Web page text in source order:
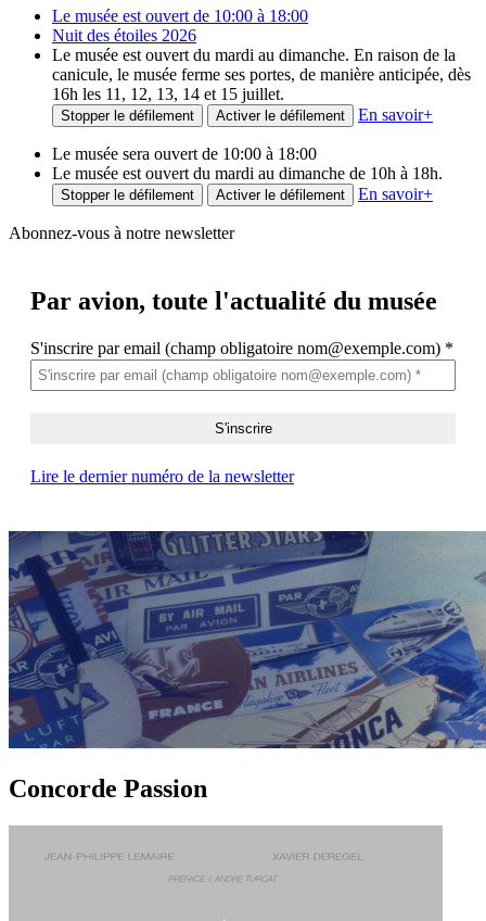
Le musée est ouvert de 10:00 à 18:00
Nuit des étoiles 2026
Le musée est ouvert du mardi au dimanche. En raison de la
canicule, le musée ferme ses portes, de manière anticipée, dès
16h les 11, 12, 13, 14 et 15 juillet.
Stopper le défilement Activer le défilement En savoir+
Le musée sera ouvert de 10:00 à 18:00
Le musée est ouvert du mardi au dimanche de 10h à 18h.
Stopper le défilement Activer le défilement En savoir+
Abonnez-vous à notre newsletter
Par avion, toute l'actualité du musée
S'inscrire par email (champ obligatoire nom@exemple.com) *
Lire le dernier numéro de la newsletter
Concorde Passion